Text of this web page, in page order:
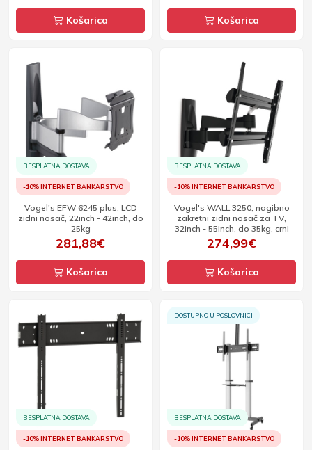
Košarica Košarica
BESPLATNA DOSTAVA
-10% INTERNET BANKARSTVO
Vogel's EFW 6245 plus, LCD
zidni nosač, 22inch - 42inch, do
25kg
281,88€
Košarica
BESPLATNA DOSTAVA
-10% INTERNET BANKARSTVO
Vogel's WALL 3250, nagibno
zakretni zidni nosač za TV,
32inch - 55inch, do 35kg, crni
274,99€
Košarica
BESPLATNA DOSTAVA
-10% INTERNET BANKARSTVO
DOSTUPNO U POSLOVNICI
BESPLATNA DOSTAVA
-10% INTERNET BANKARSTVO